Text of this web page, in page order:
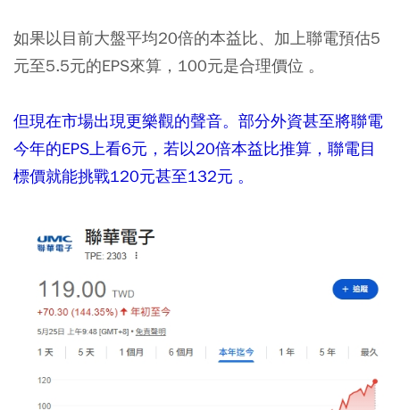
如果以目前大盤平均20倍的本益比、加上聯電預估5
元至5.5元的EPS來算，100元是合理價位 。
但現在市場出現更樂觀的聲音。部分外資甚至將聯電
今年的EPS上看6元，若以20倍本益比推算，聯電目
標價就能挑戰120元甚至132元 。